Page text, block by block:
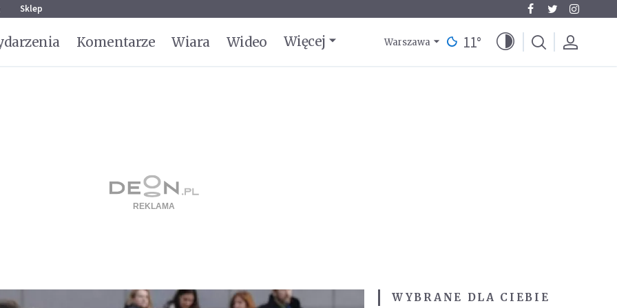
Sklep
Komentarze Wiara Wideo Więcej Warszawa 11°
WYBRANE DLA CIEBIE